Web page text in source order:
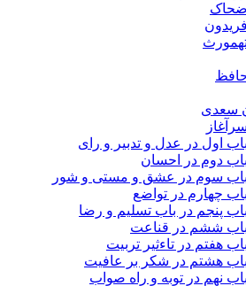
ضحاک
فریدون
سعدی
سرآغاز
باب اول در عدل و تدبیر و رای
باب دوم در احسان
باب سوم در عشق و مستی و شور
باب چهارم در تواضع
باب پنجم در باب تسلیم و رضا
باب ششم در قناعت
باب هفتم در تاءثیر تربیت
باب هشتم در شکر بر عافیت
باب نهم در توبه و راه صواب